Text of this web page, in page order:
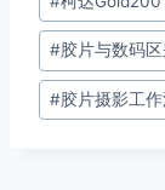
章
标
签：
#胶片与数码区
#胶片摄影工